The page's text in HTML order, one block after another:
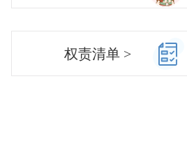
权责清单 >